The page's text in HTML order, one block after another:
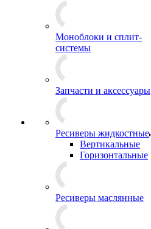
Моноблоки и сплит-
системы
Запчасти и аксессуары
Ресиверы жидкостные
Вертикальные
Горизонтальные
Ресиверы маслянные